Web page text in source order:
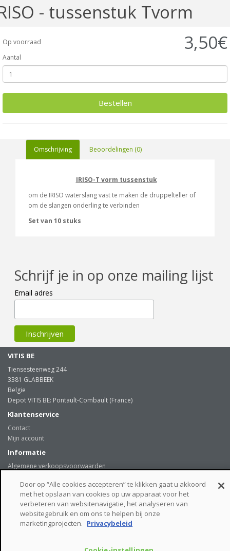
- tussenstuk Tvorm
Op voorraad 3,50€
Aantal
Bestellen
Omschrijving Beoordelingen (0)
IRISO-T vorm tussenstuk
om de IRISO waterslang vast te maken de druppelteller of
om de slangen onderling te verbinden
Set van 10 stuks
Schrijf je in op onze mailing lijst
Email adres
VITIS BE
Tiensesteenweg 244
3381 GLABBEEK
Belgie
Depot VITIS BE: Pontault-Combault (France)
Klantenservice
Contact
Mijn account
Informatie
Algemene verkoopsvoorwaarden
Onze klanten getuigen
Privacybeleid
Links
beveiligde betaalmogelijkheden
Door op “Alle cookies accepteren” te klikken gaat u akkoord
met het opslaan van cookies op uw apparaat voor het
verbeteren van websitenavigatie, het analyseren van
websitegebruik en om ons te helpen bij onze
marketingprojecten. Privacybeleid